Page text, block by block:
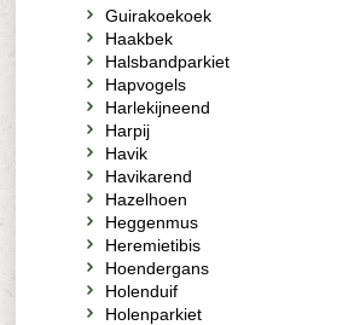
Guirakoekoek
Haakbek
Halsbandparkiet
Hapvogels
Harlekijneend
Harpij
Havik
Havikarend
Hazelhoen
Heggenmus
Heremietibis
Hoendergans
Holenduif
Holenparkiet